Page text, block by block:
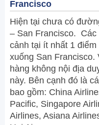
Francisco
Hiện tại chưa có
– San Francisco. Các
cảnh tại ít nhất 1
xuống San Francisco.
hàng không nội địa
này. Bên cạnh đó là
bao gồm: China
Pacific, Singapore
Airlines, Asiana